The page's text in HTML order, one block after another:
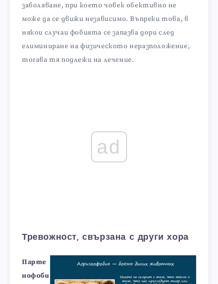
заболяване, при което човек обективно не
може да се движи независимо. Въпреки това, в
някои случаи фобията се запазва дори след
елиминиране на физическото неразположение,
тогава тя подлежи на лечение.
ad
Тревожност, свързана с други хора
Парте
нофоби